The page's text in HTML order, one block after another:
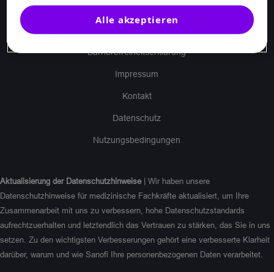
Nutzungsbedingungen
Datenschutz
Kontakt
Impressum
Barrierefreiheitserklärung
Aktualisierung der Datenschutzhinweise | Wir haben unsere
Datenschutzhinweise für medizinische Fachkräfte aktualisiert, um Ihre
Zusammenarbeit mit uns zu verbessern, hohe Datenschutzstandards
aufrechtzuerhalten und letztendlich das Vertrauen zu stärken, das Sie in uns
setzen. Zu den wichtigsten Verbesserungen gehört eine verbesserte Klarheit
darüber, warum und wie Sanofi Ihre personenbezogenen Daten verarbeitet.
Alle akzeptieren